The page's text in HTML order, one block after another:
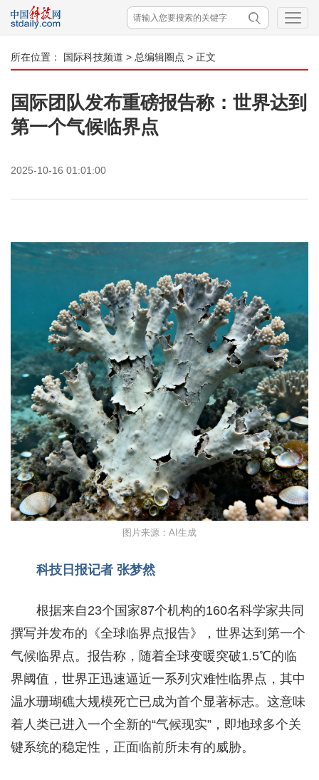
所在位置： 国际科技频道 > 总编辑圈点 > 正文
国际团队发布重磅报告称：世界达到
第一个气候临界点
2025-10-16 01:01:00
图片来源：AI生成
科技日报记者 张梦然
根据来自23个国家87个机构的160名科学家共同
撰写并发布的《全球临界点报告》，世界达到第一个
气候临界点。报告称，随着全球变暖突破1.5℃的临
界阈值，世界正迅速逼近一系列灾难性临界点，其中
温水珊瑚礁大规模死亡已成为首个显著标志。这意味
着人类已进入一个全新的“气候现实”，即地球多个关
键系统的稳定性，正面临前所未有的威胁。